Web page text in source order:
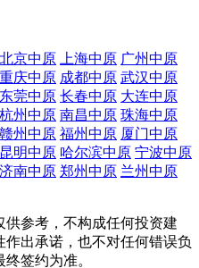
北京中原 上海中原 广州中原
重庆中原 成都中原 武汉中原
东莞中原 长春中原 大连中原
杭州中原 南昌中原 珠海中原
赣州中原 福州中原 厦门中原
昆明中原 哈尔滨中原 宁波中原
济南中原 郑州中原 兰州中原
参考，不构成任何投资建
出承诺，也不对任何错误负
签约为准。